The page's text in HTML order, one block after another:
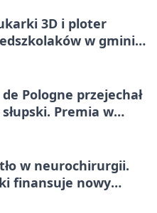
3D i ploter
w gminie
Pologne przejechał
Premia w
w neurochirurgii.
finansuje nowy